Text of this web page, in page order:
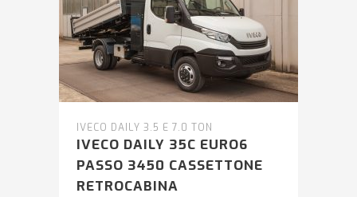
IVECO DAILY 3.5 E 7.0 TON
IVECO DAILY 35C EURO6
PASSO 3450 CASSETTONE
RETROCABINA